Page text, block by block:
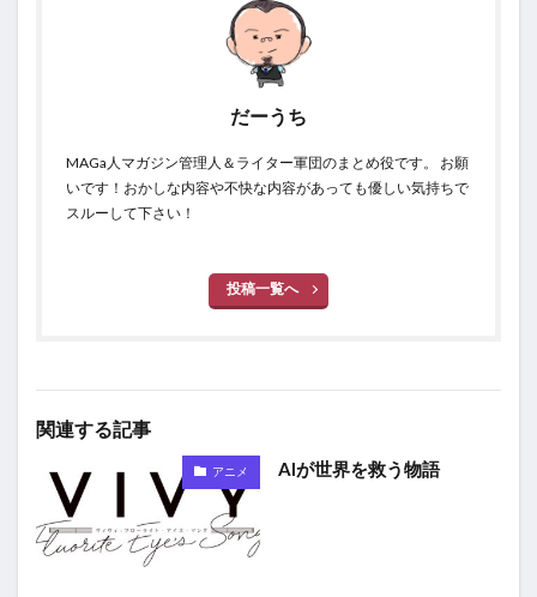
だーうち
MAGa人マガジン管理人＆ライター軍団のまとめ役です。 お願
いです！おかしな内容や不快な内容があっても優しい気持ちで
スルーして下さい！
投稿一覧へ
関連する記事
アニメ AIが世界を救う物語